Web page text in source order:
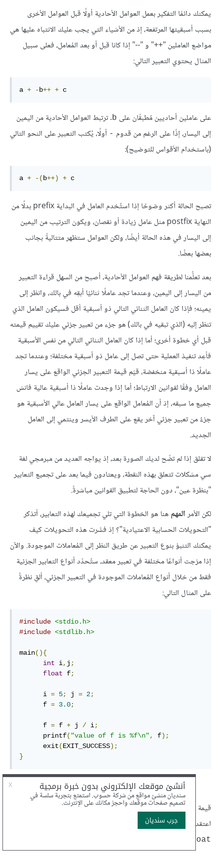
يمكنك دائمًا التفكير بعمل العوامل الأحادية أولًا قبل العوامل الأخرى
بسبب أسبقيتها المرتفعة، إذ من الأشياء التي يجب عليك الانتباه عليها هي
مواضع العاملين "++" و "--" إذا كانا قبل أو بعد المُعامل، فعلى سبيل
المثال يحتوي التعبير التالي:
a + -b++ + c
على عاملين أحاديين مُطبقّان على b. ترتبط العوامل الأحادية من اليمين
إلى اليسار، إذًا على الرغم من قدوم - أولًا، يُكتب التعبير على النحو التالي
(باستخدام الأقواس للتوضيح):
a + -( b++) + c
تصبح الحالة أكثر وضوحًا إذا استُخدم العامل في البداية prefix بدلًا من
النهاية postfix مثل عامل زيادة أو نقصان، ويكون الترتيب من اليمين
إلى اليسار في هذه الحالة أيضًا، ولكن العوامل ستظهر متتاليةً بجانب
بعضها بعضًا.
بعد تعلُّمنا لطريقة فهم العوامل الأحادية، أصبح من السهل قراءة التعبير
من اليسار إلى اليمين، وعندما تجد عاملًا ثنائيًا أبقِه في بالك، وانظر إلى
يمينه؛ فإذا كان العامل الثنائي التالي ذو أسبقية أقل فسيكون العامل الذي
تنظر إليه (الذي تبقيه في بالك) هو جزء من تعبير جزئي عليك تقييم قيمته
قبل أي خطوة أخرى؛ أما إذا كان العامل الثنائي التالي من نفس الأسبقية
فأعِد تنفيذ العملية حتى تصل إلى عامل ذو أسبقية مختلفة؛ وعندما تجد
عاملًا ذا أسبقية منخفضة، قيّم قيمة التعبير الجزئي الواقع على يسار
العامل وفقًا لقوانين الارتباط؛ أما إذا وجدت عاملًا ذا أسبقية عالية فانسَ
جميع ما سبقه، إذ أن المُعامل الواقع على يسار العامل عالي الأسبقية هو
جزءٌ من تعبير جزئي آخر يقع على الطرف الأيسر وينتمي إلى العامل
الجديد.
لا تقلق إذا لم تضّح لديك الصورة بعد، إذ يواجه العديد من مبرمجي لغة
سي مشكلات تتعلق بهذه النقطة، ويعتادون فيما بعد على تجميع التعابير
"بنظرة عين"، دون الحاجة لتطبيق القوانين مباشرةً.
لكن الأمرالمهمهنا هو الخطوة التي تلي تجميعك لهذه التعابير، أتذكر
"التحويلات الحسابية الاعتيادية"؟ إذ فسَّرت هذه التحويلات كيف
يمكنك التنبؤ بنوع التعبير عن طريق النظر إلى المُعاملات الموجودة. والآن
إذا مزجت أنواعًا مختلفة في تعبير معقد، ستُحدّد أنواع التعابير الجزئية
فقط من خلال أنواع المُعاملات الموجودة في التعبير الجزئي، ألقِ نظرةً
على المثال التالي:
#include <stdio.h>
#include <stdlib.h>
main(){
int i, j ;
float f;
      i
= 5; j = 2;
      f
= 3.0;
      f
= f + j / i;
      printf
( "value of f is %f\n", f);
      exit
(EXIT_SUCCESS);
}
[مثال 11.2]
قيمة الخرج هي 3.0000 وليس5.0000مما يفاجئ البعض الذي
اعتقد أن القسمة ستكون قسمة أعداد حقيقية فقط لأن متغير من نوع
float